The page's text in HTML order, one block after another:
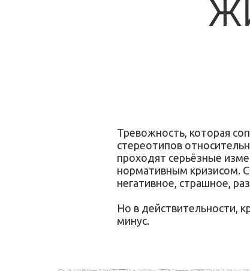
Тревожность, которая
стереотипов
проходят серьёзные
нормативным кризисом.
негативное, страшное,
Но в действительности,
минус.